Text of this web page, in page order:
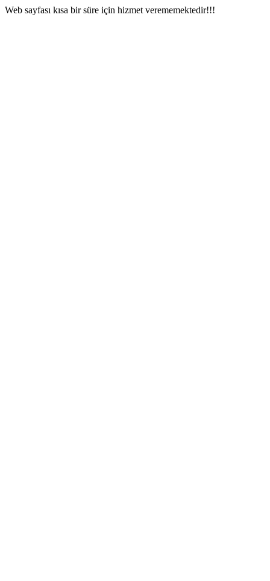
Web sayfası kısa bir süre için hizmet verememektedir!!!